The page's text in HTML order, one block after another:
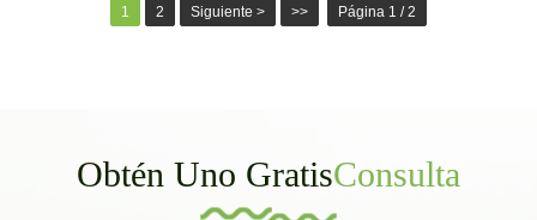
1 2 Siguiente > >> Página 1 / 2
Obtén Uno GratisConsulta